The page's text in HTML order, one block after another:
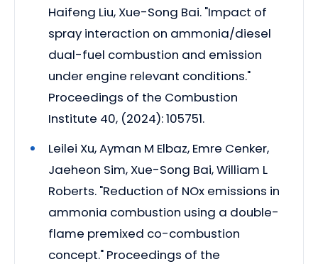
Haifeng Liu, Xue-Song Bai. "Impact of
spray interaction on ammonia/diesel
dual-fuel combustion and emission
under engine relevant conditions."
Proceedings of the Combustion
Institute 40, (2024): 105751.
Leilei Xu, Ayman M Elbaz, Emre Cenker,
Jaeheon Sim, Xue-Song Bai, William L
Roberts. "Reduction of NOx emissions in
ammonia combustion using a double-
flame premixed co-combustion
concept." Proceedings of the